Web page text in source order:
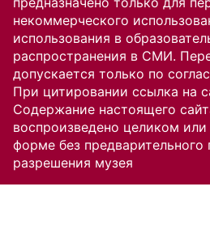
некоммерческого
использования в
распространения в СМИ.
допускается только по
При цитировании ссылка на
Содержание настоящего
воспроизведено целиком
форме без предварительного
разрешения музея